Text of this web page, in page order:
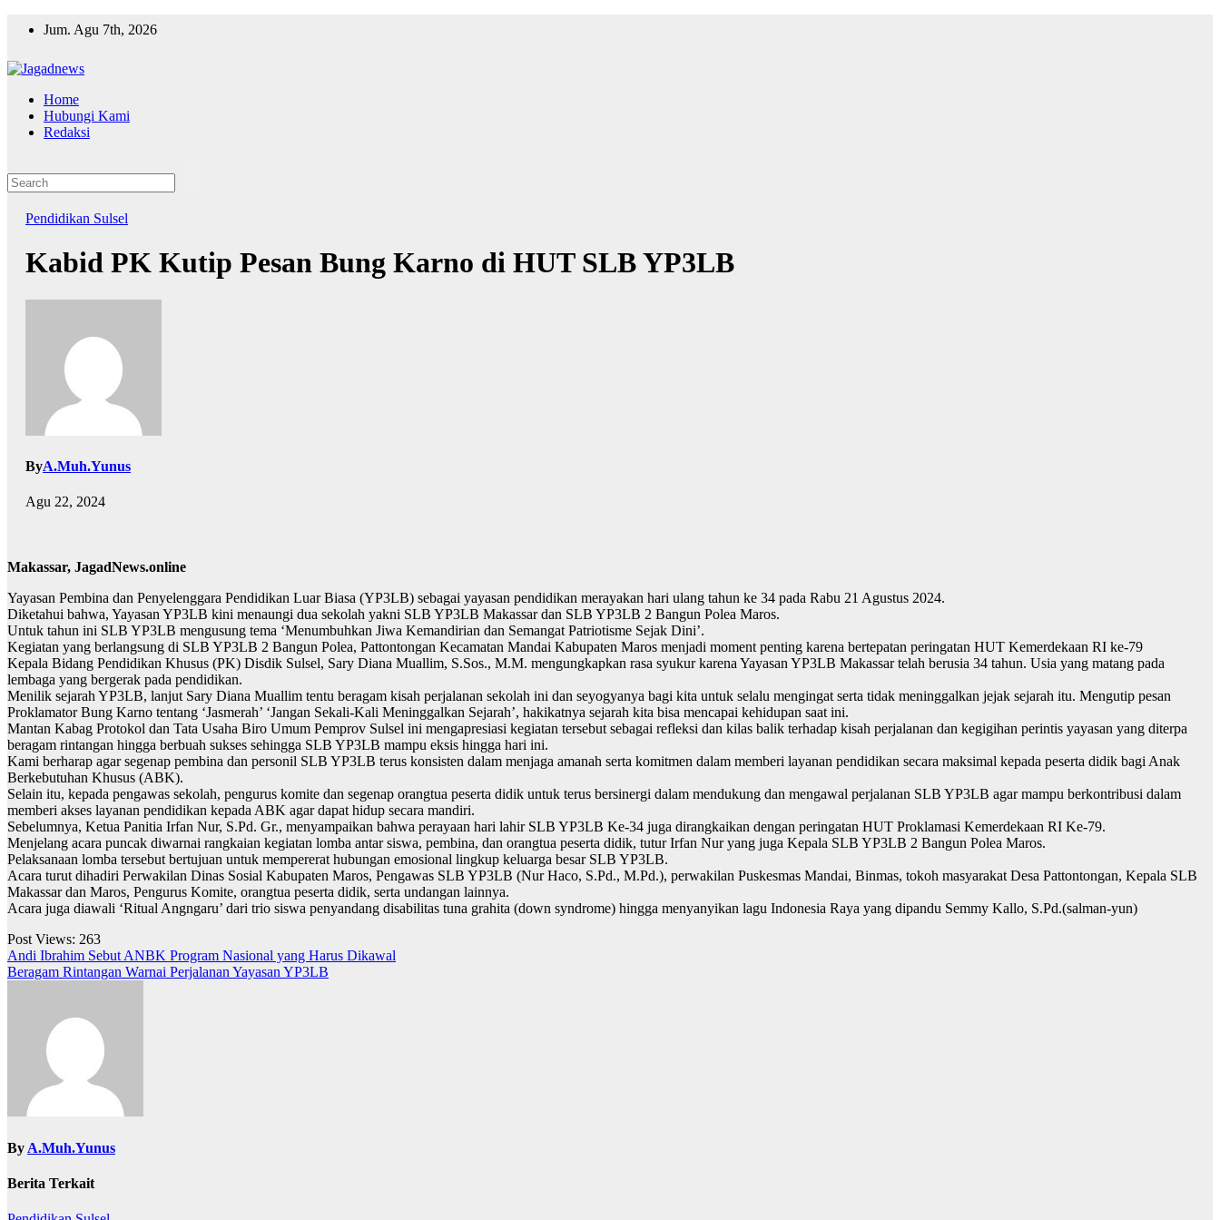
Jum. Agu 7th, 2026
Home
Hubungi Kami
Redaksi
Pendidikan Sulsel
Kabid PK Kutip Pesan Bung Karno di HUT SLB YP3LB
ByA.Muh.Yunus
Agu 22, 2024
Makassar, JagadNews.online
Yayasan Pembina dan Penyelenggara Pendidikan Luar Biasa (YP3LB) sebagai yayasan pendidikan merayakan hari ulang tahun ke 34 pada Rabu 21 Agustus 2024.
Diketahui bahwa, Yayasan YP3LB kini menaungi dua sekolah yakni SLB YP3LB Makassar dan SLB YP3LB 2 Bangun Polea Maros.
Untuk tahun ini SLB YP3LB mengusung tema ‘Menumbuhkan Jiwa Kemandirian dan Semangat Patriotisme Sejak Dini’.
Kegiatan yang berlangsung di SLB YP3LB 2 Bangun Polea, Pattontongan Kecamatan Mandai Kabupaten Maros menjadi moment penting karena bertepatan peringatan HUT Kemerdekaan RI ke-79
Kepala Bidang Pendidikan Khusus (PK) Disdik Sulsel, Sary Diana Muallim, S.Sos., M.M. mengungkapkan rasa syukur karena Yayasan YP3LB Makassar telah berusia 34 tahun. Usia yang matang pada
lembaga yang bergerak pada pendidikan.
Menilik sejarah YP3LB, lanjut Sary Diana Muallim tentu beragam kisah perjalanan sekolah ini dan seyogyanya bagi kita untuk selalu mengingat serta tidak meninggalkan jejak sejarah itu. Mengutip pesan
Proklamator Bung Karno tentang ‘Jasmerah’ ‘Jangan Sekali-Kali Meninggalkan Sejarah’, hakikatnya sejarah kita bisa mencapai kehidupan saat ini.
Mantan Kabag Protokol dan Tata Usaha Biro Umum Pemprov Sulsel ini mengapresiasi kegiatan tersebut sebagai refleksi dan kilas balik terhadap kisah perjalanan dan kegigihan perintis yayasan yang diterpa
beragam rintangan hingga berbuah sukses sehingga SLB YP3LB mampu eksis hingga hari ini.
Kami berharap agar segenap pembina dan personil SLB YP3LB terus konsisten dalam menjaga amanah serta komitmen dalam memberi layanan pendidikan secara maksimal kepada peserta didik bagi Anak
Berkebutuhan Khusus (ABK).
Selain itu, kepada pengawas sekolah, pengurus komite dan segenap orangtua peserta didik untuk terus bersinergi dalam mendukung dan mengawal perjalanan SLB YP3LB agar mampu berkontribusi dalam
memberi akses layanan pendidikan kepada ABK agar dapat hidup secara mandiri.
Sebelumnya, Ketua Panitia Irfan Nur, S.Pd. Gr., menyampaikan bahwa perayaan hari lahir SLB YP3LB Ke-34 juga dirangkaikan dengan peringatan HUT Proklamasi Kemerdekaan RI Ke-79.
Menjelang acara puncak diwarnai rangkaian kegiatan lomba antar siswa, pembina, dan orangtua peserta didik, tutur Irfan Nur yang juga Kepala SLB YP3LB 2 Bangun Polea Maros.
Pelaksanaan lomba tersebut bertujuan untuk mempererat hubungan emosional lingkup keluarga besar SLB YP3LB.
Acara turut dihadiri Perwakilan Dinas Sosial Kabupaten Maros, Pengawas SLB YP3LB (Nur Haco, S.Pd., M.Pd.), perwakilan Puskesmas Mandai, Binmas, tokoh masyarakat Desa Pattontongan, Kepala SLB
Makassar dan Maros, Pengurus Komite, orangtua peserta didik, serta undangan lainnya.
Acara juga diawali ‘Ritual Angngaru’ dari trio siswa penyandang disabilitas tuna grahita (down syndrome) hingga menyanyikan lagu Indonesia Raya yang dipandu Semmy Kallo, S.Pd.(salman-yun)
Post Views: 263
Navigasi
pos
Andi Ibrahim Sebut ANBK Program Nasional yang Harus Dikawal
Beragam Rintangan Warnai Perjalanan Yayasan YP3LB
By A.Muh.Yunus
Berita Terkait